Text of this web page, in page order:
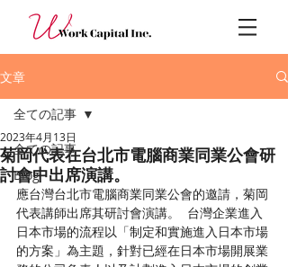
文章
全ての記事
Blog
全ての記事
菊岡代表在台北市電腦商業同業公會研
討會中出席演講。
2023年4月13日
應台灣台北市電腦商業同業公會的邀請，菊岡
代表講師出席其研討會演講。  台灣企業進入
日本市場的流程以「制定和實施進入日本市場
的方案」為主題，針對已經在日本市場開展業